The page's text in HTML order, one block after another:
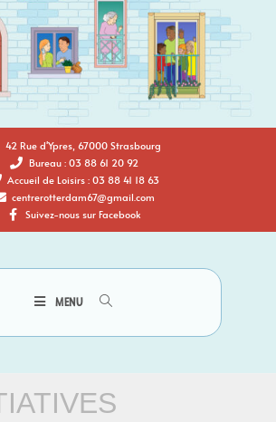
42 Rue d'Ypres, 67000 Strasbourg
Bureau : 03 88 61 20 92
Accueil de Loisirs : 03 88 41 18 63
centrerotterdam67@gmail.com
Suivez-nous sur Facebook
MENU